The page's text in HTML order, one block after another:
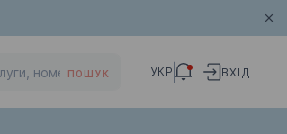
ПОШУК УКР ВХІД